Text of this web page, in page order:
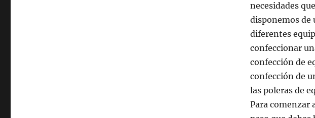
necesidades
disponemos de
diferentes
confeccionar
confección de
confección de
las poleras de
Para comenzar